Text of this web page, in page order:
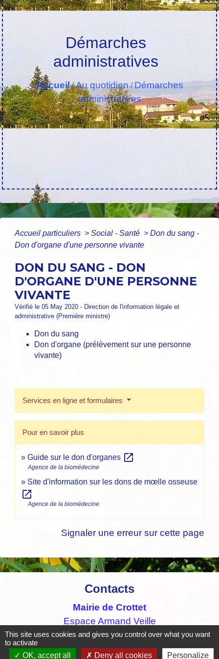
Démarches
administratives
Accueil/Au quotidien/Démarches
administratives
Accueil particuliers > Social - Santé > Don du sang -
Don d'organe d'une personne vivante
DON DU SANG - DON
D'ORGANE D'UNE PERSONNE
VIVANTE
Vérifié le 05 May 2020 - Direction de l'information légale et
administrative (Première ministre)
Don du sang
Don d'organe (prélèvement sur une personne
vivante)
Services en ligne et formulaires
Pour en savoir plus
Guide sur le don d'organes open_in_new
Agence de la biomédecine
Site d'information sur les dons de mœlle osseuse
open_in_new
Agence de la biomédecine
Signaler une erreur sur cette page
Contacts
Mairie de Crottet
Espace Armand Veille
01290 Crottet - FRANCE
+33 3 85 31 54 87
This site uses cookies and gives you control over what you want
to activate
OK, accept all
Deny all cookies Personalize